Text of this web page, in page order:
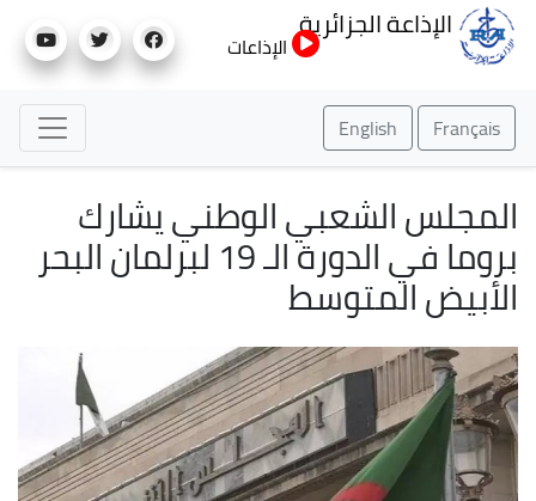
إلى
الإذاعة الجزائرية
الإذاعات
Français
English
المجلس الشعبي الوطني يشارك
بروما في الدورة الـ 19 لبرلمان البحر
الأبيض المتوسط